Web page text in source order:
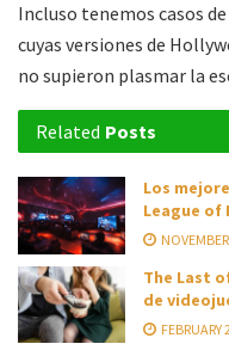
Incluso tenemos casos
cuyas versiones de
no supieron plasmar la
Related Posts
Los
League of
The Last
de